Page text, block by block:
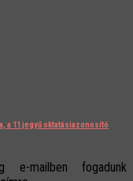
a 11 jegyű oktatásiazonosító
e-mailben fogadunk